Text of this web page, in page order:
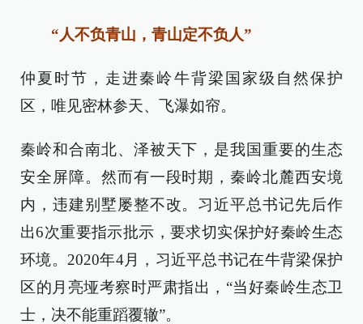
“人不负青山，青山定不负人”
仲夏时节，走进秦岭牛背梁国家级自然保护
区，唯见密林参天、飞瀑如帘。
秦岭和合南北、泽被天下，是我国重要的生态
安全屏障。然而有一段时期，秦岭北麓西安境
内，违建别墅屡整不改。习近平总书记先后作
出6次重要指示批示，要求切实保护好秦岭生态
环境。2020年4月，习近平总书记在牛背梁保护
区的月亮垭考察时严肃指出，“当好秦岭生态卫
士，决不能重蹈覆辙”。